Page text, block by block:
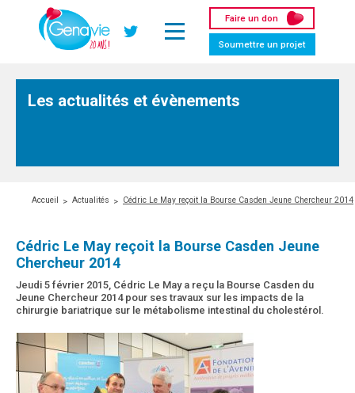
Twitter
Faire un don
Soumettre un projet
Les actualités et évènements
Accueil Actualités Cédric Le May reçoit la Bourse Casden Jeune Chercheur 2014
Cédric Le May reçoit la Bourse Casden Jeune
Chercheur 2014
Jeudi 5 février 2015, Cédric Le May a reçu la Bourse Casden du
Jeune Chercheur 2014 pour ses travaux sur les impacts de la
chirurgie bariatrique sur le métabolisme intestinal du cholestérol.
Panneau de gestion des cookies